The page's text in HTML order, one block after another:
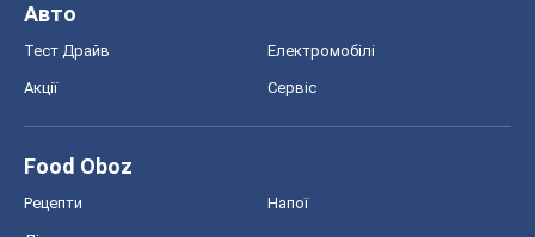
Авто
Тест Драйв Електромобілі
Акції Сервіс
Food Oboz
Рецепти Напої